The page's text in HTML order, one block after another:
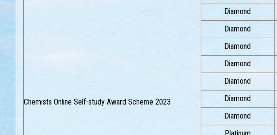
Chemists Online Self-study Award Scheme 2023
Diamond
Diamond
Diamond
Diamond
Diamond
Diamond
Diamond